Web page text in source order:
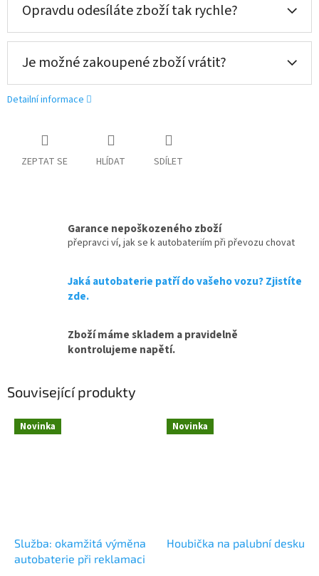
Opravdu odesíláte zboží tak rychle?
Je možné zakoupené zboží vrátit?
Detailní informace
ZEPTAT SE HLÍDAT SDÍLET
Garance nepoškozeného zboží
přepravci ví, jak se k autobateriím při převozu chovat
Jaká autobaterie patří do vašeho vozu? Zjistíte
zde.
Zboží máme skladem a pravidelně
kontrolujeme napětí.
Související produkty
Novinka
Služba: okamžitá výměna
autobaterie při reklamaci
Novinka
Houbička na palubní desku